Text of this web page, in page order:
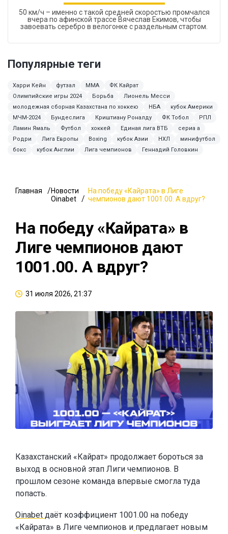
50 км/ч – именно с такой средней скоростью промчался
вчера по афинской трассе Вячеслав Екимов, чтобы
завоевать серебро в велогонке с раздельным стартом.
Популярные теги
Харри Кейн футзал ММА
ФК Кайрат
Олимпийские игры 2024
Борьба
Лионель Месси
молодежная сборная Казахстана по хоккею
НБА
кубок Америки
МЧМ-2024
Бундеслига Криштиану Роналду ФК Тобол
РПЛ
Ламин Ямаль
Футбол хоккей Единая лига ВТБ
сериа а
Родри
Лига Европы Boxing кубок Азии НХЛ
минифутбол
бокс
кубок Англии Лига чемпионов Геннадий Головкин
Главная
Новости
Oinabet
На победу «Кайрата» в Лиге
чемпионов дают 1001.00. А вдруг?
На победу «Кайрата» в
Лиге чемпионов дают
1001.00. А вдруг?
31 июля 2026, 21:37
Казахстанский «Кайрат» продолжает бороться за
выход в основной этап Лиги чемпионов. В
прошлом сезоне команда впервые смогла туда
попасть.
Oinabet даёт коэффициент 1001.00 на победу
«Кайрата» в Лиге чемпионов и предлагает новым